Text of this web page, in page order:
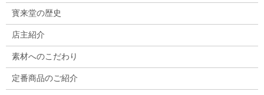
寳来堂の歴史
店主紹介
素材へのこだわり
定番商品のご紹介